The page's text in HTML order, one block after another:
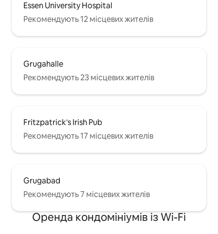
Essen University Hospital
Рекомендують 12 місцевих жителів
Grugahalle
Рекомендують 23 місцевих жителів
Fritzpatrick's Irish Pub
Рекомендують 17 місцевих жителів
Grugabad
Рекомендують 7 місцевих жителів
Оренда кондомініумів із Wi-Fi